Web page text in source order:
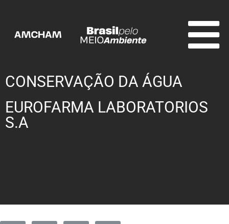
CONSERVAÇÃO DA ÁGUA
EUROFARMA LABORATORIOS
S.A